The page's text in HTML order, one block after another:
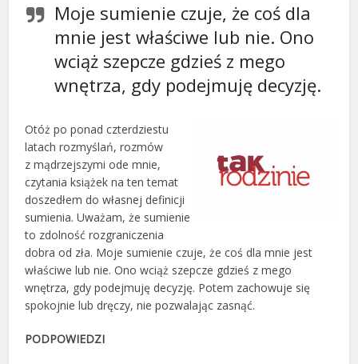
Moje sumienie czuje, że coś dla
mnie jest właściwe lub nie. Ono
wciąż szepcze gdzieś z mego
wnętrza, gdy podejmuję decyzję.
Otóż po ponad czterdziestu
latach rozmyślań, rozmów
z mądrzejszymi ode mnie,
czytania książek na ten temat
doszedłem do własnej definicji
sumienia. Uważam, że sumienie
to zdolność rozgraniczenia
dobra od zła. Moje sumienie czuje, że coś dla mnie jest
właściwe lub nie. Ono wciąż szepcze gdzieś z mego
wnętrza, gdy podejmuję decyzję. Potem zachowuje się
spokojnie lub dręczy, nie pozwalając zasnąć.
PODPOWIEDZI